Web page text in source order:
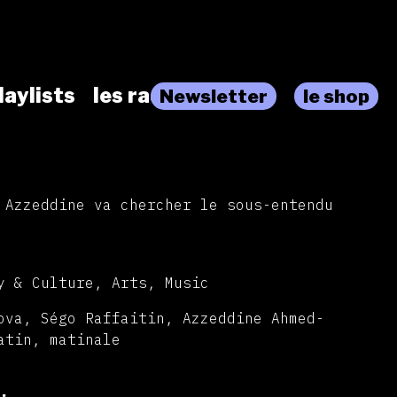
les radiosNewsletter le shop
Azzeddine va chercher le sous-entendu
& Culture, Arts, Music
Ségo Raffaitin, Azzeddine Ahmed-
matinale